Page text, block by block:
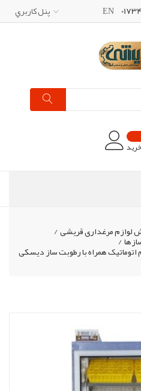
EN پنل کاربري
لوازم مرغداری قریشی/
/
588 تایی تمام اتوماتیک همراه با رطوبت ساز دیسکی